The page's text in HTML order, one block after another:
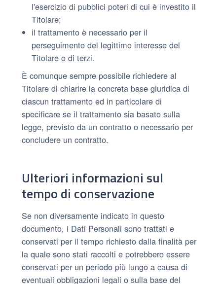
l'esercizio di pubblici poteri di cui è investito il
Titolare;
il trattamento è necessario per il
perseguimento del legittimo interesse del
Titolare o di terzi.
È comunque sempre possibile richiedere al
Titolare di chiarire la concreta base giuridica di
ciascun trattamento ed in particolare di
specificare se il trattamento sia basato sulla
legge, previsto da un contratto o necessario per
concludere un contratto.
Ulteriori informazioni sul
tempo di conservazione
Se non diversamente indicato in questo
documento, i Dati Personali sono trattati e
conservati per il tempo richiesto dalla finalità per
la quale sono stati raccolti e potrebbero essere
conservati per un periodo più lungo a causa di
eventuali obbligazioni legali o sulla base del